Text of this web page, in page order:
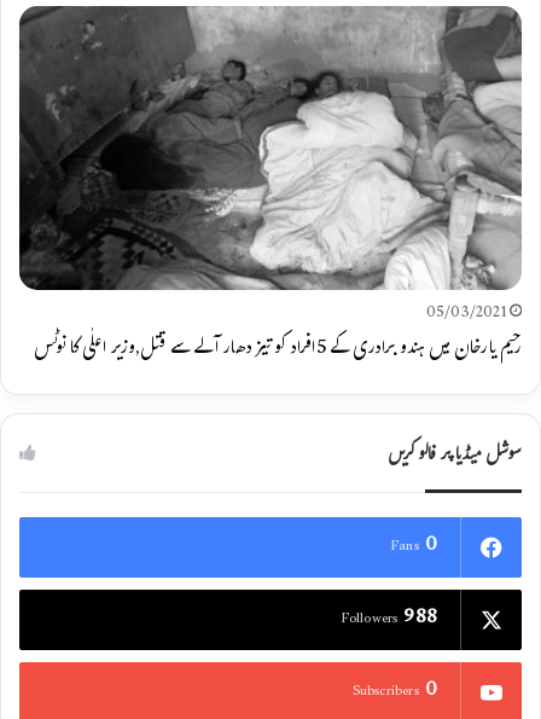
05/03/2021
رحیم یارخان میں ہندو برادری کے 5افراد کو تیز دھار آلے سے قتل,وزیر اعلٰی کا نوٹس
سوشل میڈیا پر فالو کریں
0
Fans
988
Followers
0
Subscribers